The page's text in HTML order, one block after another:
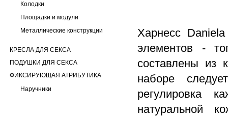
Колодки
Площадки и модули
Металлические конструкции
КРЕСЛА ДЛЯ СЕКСА
ПОДУШКИ ДЛЯ СЕКСА
ФИКСИРУЮЩАЯ АТРИБУТИКА
Наручники
Харнесс Daniela
элементов -
составлены из
наборе
регулировка
натуральной